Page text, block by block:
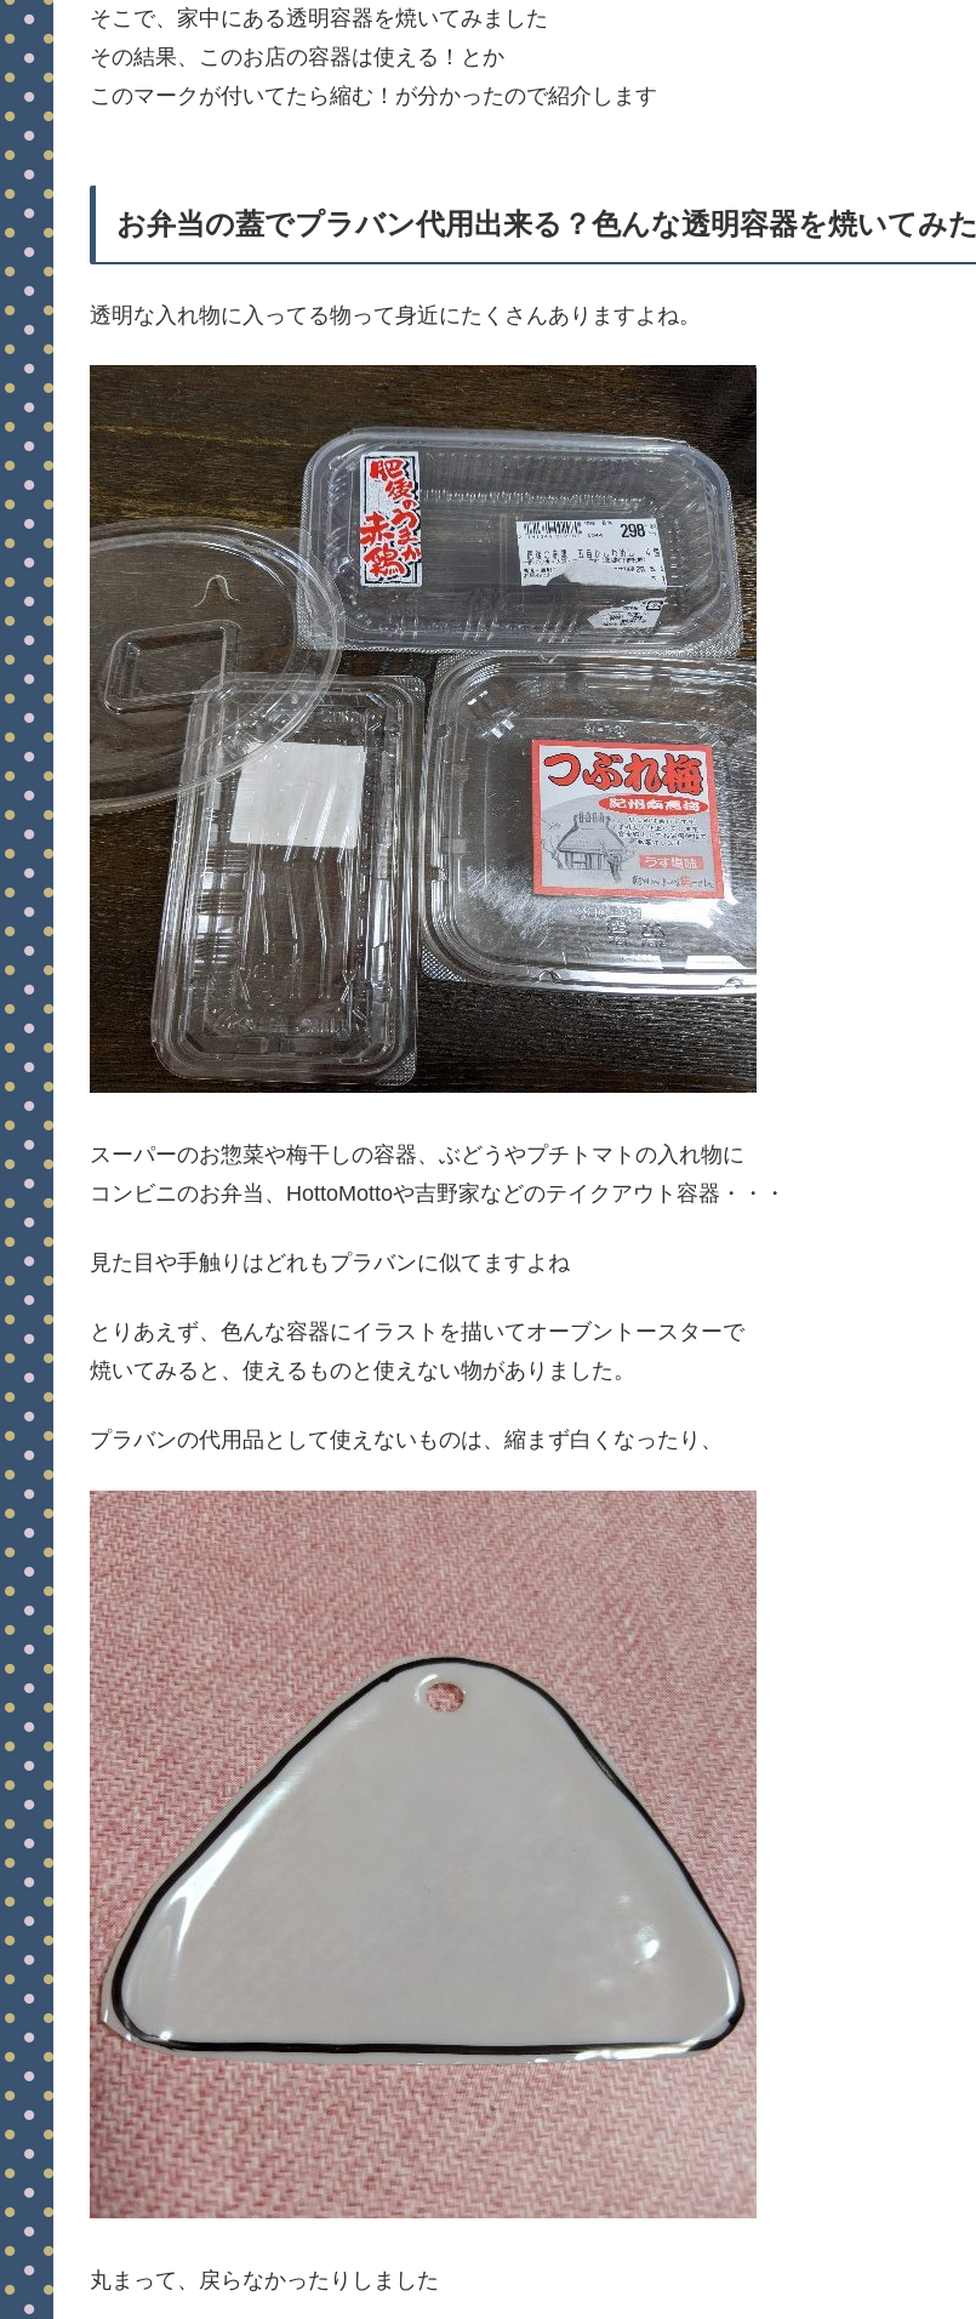
そこで、家中にある透明容器を焼いてみました
その結果、このお店の容器は使える！とか
このマークが付いてたら縮む！が分かったので紹介します
お弁当の蓋でプラバン代用出来る？色んな透明容器を焼いてみた
透明な入れ物に入ってる物って身近にたくさんありますよね。
スーパーのお惣菜や梅干しの容器、ぶどうやプチトマトの入れ物に
コンビニのお弁当、HottoMottoや吉野家などのテイクアウト容器・・・
見た目や手触りはどれもプラバンに似てますよね
とりあえず、色んな容器にイラストを描いてオーブントースターで
焼いてみると、使えるものと使えない物がありました。
プラバンの代用品として使えないものは、縮まず白くなったり、
丸まって、戻らなかったりしました